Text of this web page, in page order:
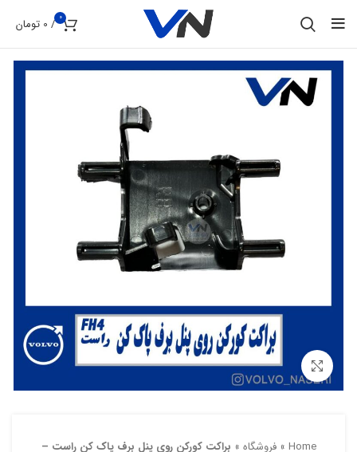
0
/
0 تومان
بزرگنمایی تصویر
Home
» فروشگاه » براکت کورکن روی پنل برف پاک کن راست –